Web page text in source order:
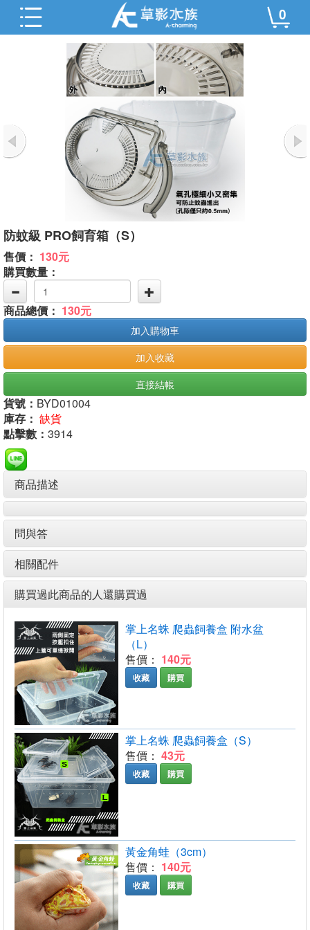
0
防蚊級 PRO飼育箱（S）
售價： 130元
購買數量：
商品總價： 130元
加入購物車
加入收藏
直接結帳
貨號： BYD01004
庫存： 缺貨
點擊數： 3914
商品描述
問與答
相關配件
購買過此商品的人還購買過
掌上名蛛 爬蟲飼養盒 附水盆
（L）
售價： 140元
收藏 購買
掌上名蛛 爬蟲飼養盒（S）
售價： 43元
收藏 購買
黃金角蛙（3cm）
售價： 140元
收藏 購買